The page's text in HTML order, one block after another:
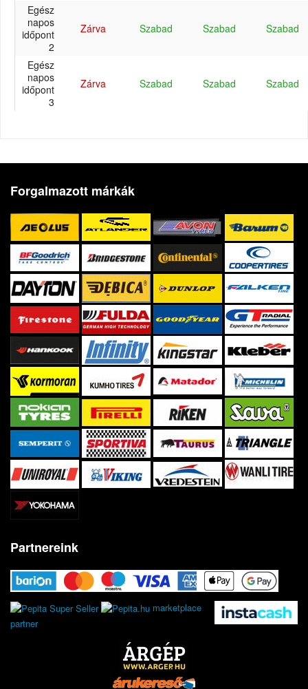
Egész
napos
időpont
2
Zárva Szabad Szabad Szabad
Egész
napos
időpont
3
Zárva Szabad Szabad Szabad
Forgalmazott márkák
Partnereink
marketplace
partner